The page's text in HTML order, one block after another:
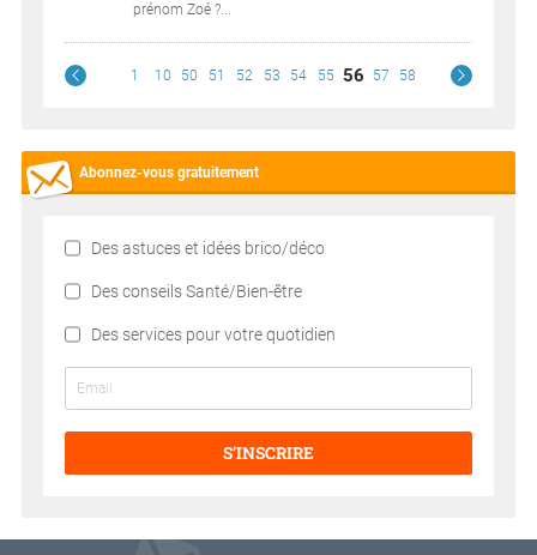
prénom Zoé ?...
1 10 50 51 52 53 54 55 56 57 58
Abonnez-vous gratuitement
Des astuces et idées brico/déco
Des conseils Santé/Bien-être
Des services pour votre quotidien
S’INSCRIRE